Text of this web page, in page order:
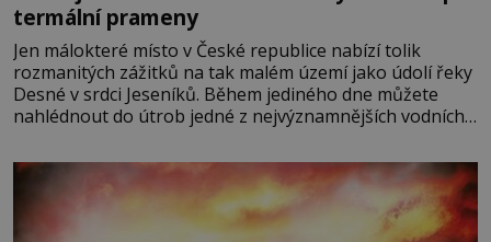
termální prameny
Jen málokteré místo v České republice nabízí tolik
rozmanitých zážitků na tak malém území jako údolí řeky
Desné v srdci Jeseníků. Během jediného dne můžete
nahlédnout do útrob jedné z nejvýznamnějších vodních
se na koloběžce a den zakončit poznáváním památek ve
Velkých Losinách nebo v termálním